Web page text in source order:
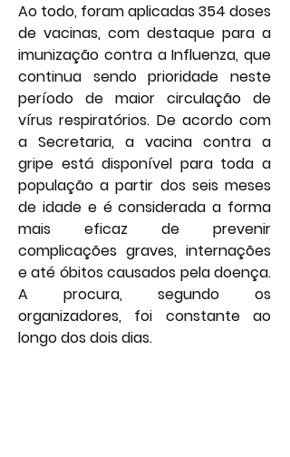
Ao todo, foram aplicadas 354 doses
de vacinas, com destaque para a
imunização contra a Influenza, que
continua sendo prioridade neste
período de maior circulação de
vírus respiratórios. De acordo com
a Secretaria, a vacina contra a
gripe está disponível para toda a
população a partir dos seis meses
de idade e é considerada a forma
mais eficaz de prevenir
complicações graves, internações
e até óbitos causados pela doença.
A procura, segundo os
organizadores, foi constante ao
longo dos dois dias.